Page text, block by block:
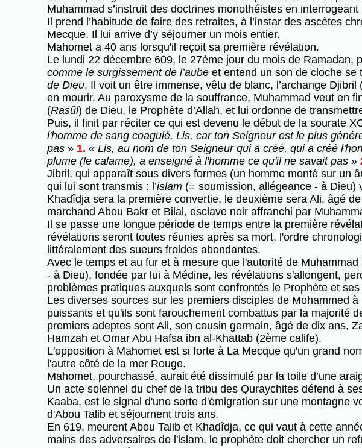
Muhammad s’instruit des doctrines monothéistes en interrogeant
Il prend l’habitude de faire des retraites, à l’instar des ascètes
Mecque. Il lui arrive d’y séjourner un mois entier.
Mahomet a 40 ans lorsqu'il reçoit sa première révélation.
Le lundi 22 décembre 609, le 27ème jour du mois de
comme le surgissement de l’aubeet entend un son de cloche se
de Dieu. Il voit un être immense, vêtu de blanc, l’archange Djibril
en mourir. Au paroxysme de la souffrance, Muhammad veut en
(Rasûl) de Dieu, le Prophète d’Allah, et lui ordonne de
Puis, il finit par réciter ce qui est devenu le début de la sourate
l'homme de sang coagulé. Lis, car ton Seigneur est le plus
pas» 1. « Lis, au nom de ton Seigneur qui a créé, qui a créé
plume (le calame), a enseigné à l'homme ce qu'il ne savait pas»
Jibril, qui apparaît sous divers formes (un homme monté sur un
qui lui sont transmis : l’islam(= soumission, allégeance - à Dieu)
Khadîdja sera la première convertie, le deuxième sera Ali, âgé
marchand Abou Bakr et Bilal, esclave noir affranchi par
Il se passe une longue période de temps entre la première
révélations seront toutes réunies après sa mort, l'ordre
littéralement des sueurs froides abondantes.
Avec le temps et au fur et à mesure que l'autorité de
- à Dieu), fondée par lui à Médine, les révélations s'allongent,
problèmes pratiques auxquels sont confrontés le Prophète et
Les diverses sources sur les premiers disciples de Mohammed
puissants et qu'ils sont farouchement combattus par la majorité
premiers adeptes sont Ali, son cousin germain, âgé de dix ans,
Hamzah et Omar Abu Hafsa ibn al-Khattab (2ème calife).
L'opposition à Mahomet est si forte à La Mecque qu'un grand
l'autre côté de la mer Rouge.
Mahomet, pourchassé, aurait été dissimulé par la toile d’une
Un acte solennel du chef de la tribu des Quraychites défend à
Kaaba, est le signal d'une sorte d'émigration sur une montagne
d'Abou Talib et séjournent trois ans.
En 619, meurent Abou Talib et Khadîdja, ce qui vaut à cette
mains des adversaires de l'islam, le prophète doit chercher un